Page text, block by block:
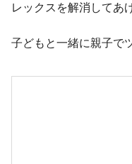
レックスを解消してあ
子どもと一緒に親子で